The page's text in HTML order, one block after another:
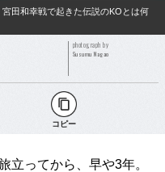
宮田和幸戦で起きた伝説のKOとは何
photograph by
Susumu Nagao
コピー
立ってから、早や3年。